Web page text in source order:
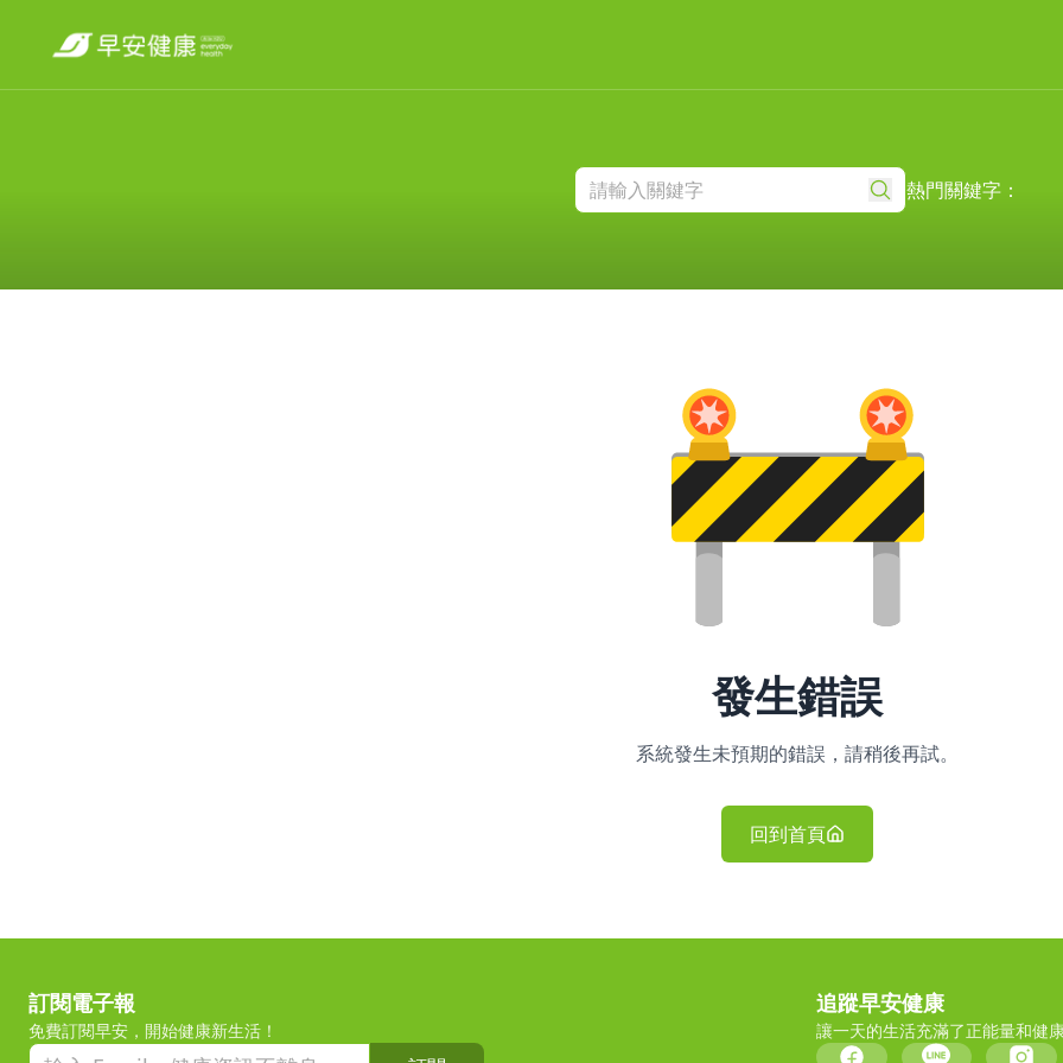
熱門關鍵字：
發生錯誤
系統發生未預期的錯誤，請稍後再試。
回到首頁
訂閱電子報
免費訂閱早安，開始健康新生活！
追蹤早安健康
讓一天的生活充滿了正能量和健